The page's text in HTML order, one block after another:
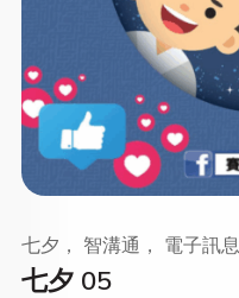
七夕 05
七夕， 智溝通， 電子訊息